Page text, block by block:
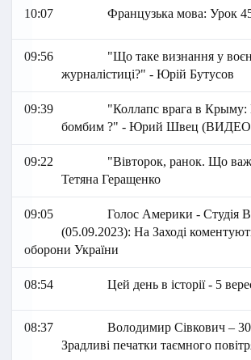
10:07 Французька мова: Урок
09:56
"Що таке визнання у
журналістиці?" - Юрій Бутусов
09:39
"Коллапс врага в
бомбим ?" - Юрий Швец
09:22
"Вівторок, ранок. Що
Тетяна Геращенко
09:05
Голос Америки - Студія
(05.09.2023): На Заході
оборони України
08:54 Цей день в історії - 5
08:37
Володимир Сівкович – 30
Зрадливі печатки таємного